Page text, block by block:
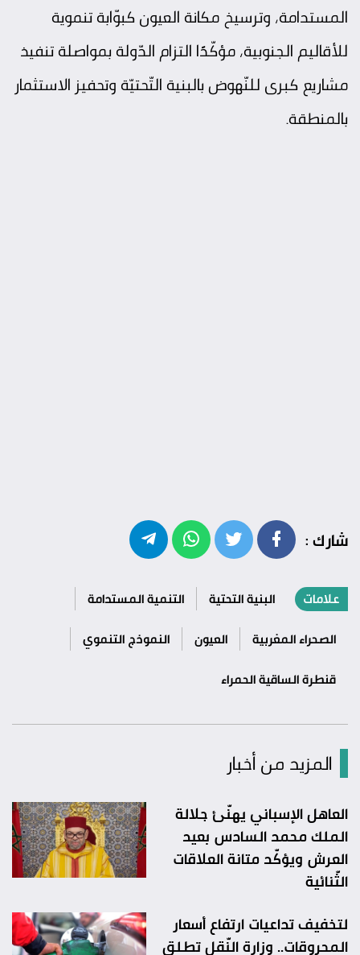
المستدامة، وترسيخ مكانة العيون كبوّابة تنموية
للأقاليم الجنوبية، مؤكّدًا التزام الدّولة بمواصلة تنفيذ
مشاريع كبرى للنّهوض بالبنية التّحتيّة وتحفيز الاستثمار
بالمنطقة.
شارك :
علامات البنية التحتية
التنمية المستدامة
الصحراء المغربية
العيون
النموذج التنموي
قنطرة الساقية الحمراء
المزيد من أخبار
العاهل الإسباني يهنّئ جلالة
الملك محمد السادس بعيد
العرش ويؤكّد متانة العلاقات
الثّنائية
لتخفيف تداعيات ارتفاع أسعار
المحروقات.. وزارة النّقل تطلق